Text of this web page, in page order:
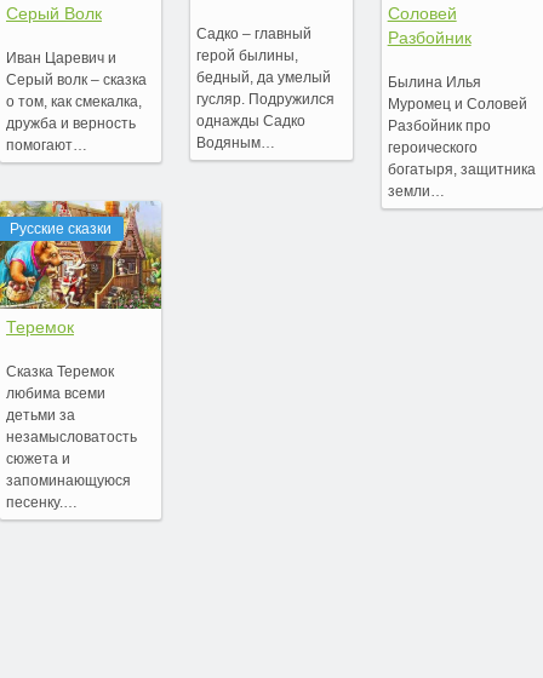
Серый Волк
Иван Царевич и
Серый волк – сказка
о том, как смекалка,
дружба и верность
помогают…
Русские сказки
Теремок
Сказка Теремок
любима всеми
детьми за
незамысловатость
сюжета и
запоминающуюся
песенку.…
Садко – главный
герой былины,
бедный, да умелый
гусляр. Подружился
однажды Садко
Водяным…
Соловей
Разбойник
Былина Илья
Муромец и Соловей
Разбойник про
героического
богатыря, защитника
земли…